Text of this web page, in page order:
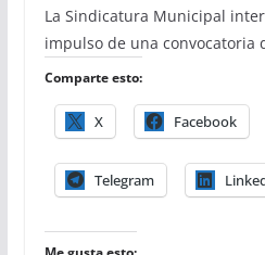
La Sindicatura Municipal
impulso de una convocatoria
Comparte esto:
X Facebook
Telegram